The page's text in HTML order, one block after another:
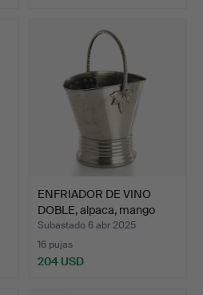
ENFRIADOR DE VINO
DOBLE, alpaca, mango
ret…
Subastado 6 abr 2025
16 pujas
204 USD